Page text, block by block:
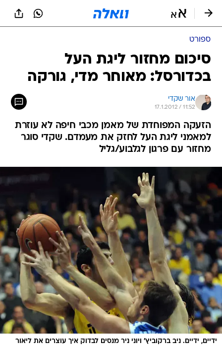
ספורט
סיכום מחזור ליגת העל
בכדורסל: מאוחר מדי, גורקה
אור שקדי
17.1.2012 / 11:52
הזעקה המפוחדת של מאמן מכבי חיפה לא עוזרת
למאמני ליגת העל לחזק את מעמדם. שקדי סוגר
מחזור עם פרגון לגלבוע/גליל
ידיים, ידיים. ניב ברקוביץ' ויוני ניר מנסים לבדוק איך עוצרים את ליאור